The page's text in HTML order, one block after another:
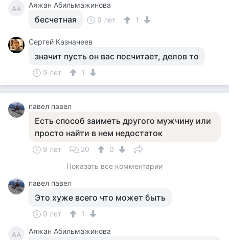
АА Аяжан Абильмажинова
бесчетная 9 лет 1
Сергей Казначеев
значит пусть он вас посчитает, делов то
9 лет 1
павел павел
Есть способ заиметь другого мужчину или
просто найти в нем недостаток
9 лет 20
0
Показать все комментарии
павел павел
Это хуже всего что может быть
9 лет 1
АА Аяжан Абильмажинова